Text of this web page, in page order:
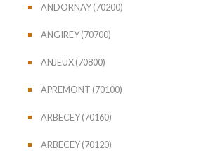
ANDORNAY (70200)
ANGIREY (70700)
ANJEUX (70800)
APREMONT (70100)
ARBECEY (70160)
ARBECEY (70120)